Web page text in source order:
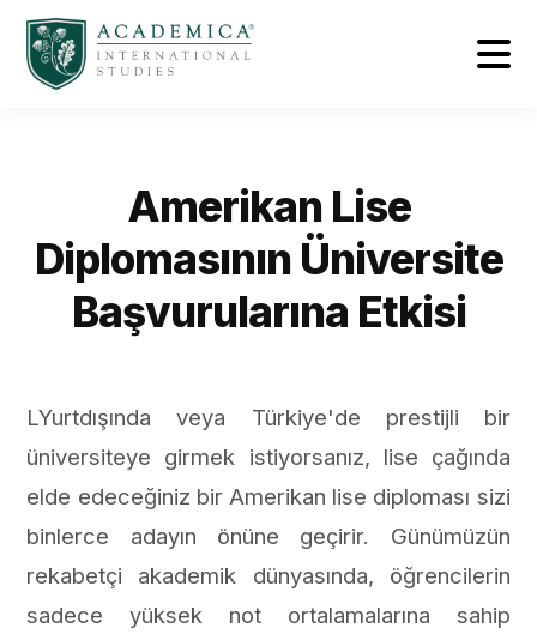
Amerikan Lise
Diplomasının Üniversite
Başvurularına Etkisi
LYurtdışında veya Türkiye'de prestijli bir
üniversiteye girmek istiyorsanız, lise çağında
elde edeceğiniz bir Amerikan lise diploması sizi
binlerce adayın önüne geçirir. Günümüzün
rekabetçi akademik dünyasında, öğrencilerin
sadece yüksek not ortalamalarına sahip